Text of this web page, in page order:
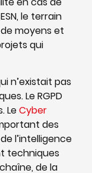
le terrain
moyens et
qui
n’existait pas
Le RGPD
LeCyber
des
l’intelligence
techniques
de la